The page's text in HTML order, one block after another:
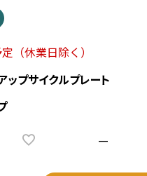
（休業日除く）
プサイクルプレート
—